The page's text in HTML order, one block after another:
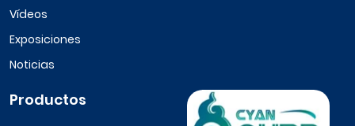
Vídeos
Exposiciones
Noticias
Productos